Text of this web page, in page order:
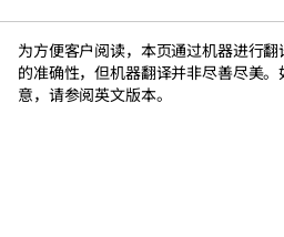
为方便客户阅读，本页通过机器进行
的准确性，但机器翻译并非尽善尽美
意，请参阅英文版本。